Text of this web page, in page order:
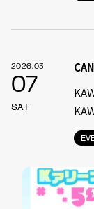
2026.03
07
SAT